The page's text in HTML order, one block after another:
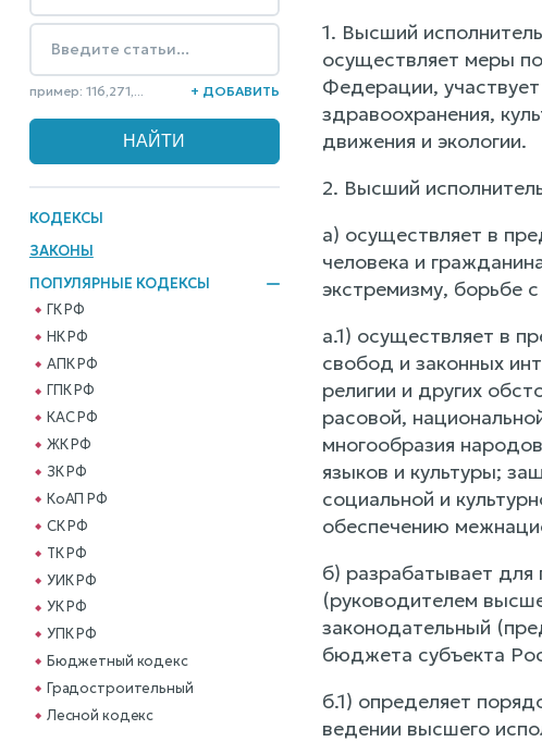
пример: 116,271,... + ДОБАВИТЬ
КОДЕКСЫ
ЗАКОНЫ
ПОПУЛЯРНЫЕ КОДЕКСЫ
ГК РФ
НК РФ
АПК РФ
ГПК РФ
КАС РФ
ЖК РФ
ЗК РФ
КоАП РФ
СК РФ
ТК РФ
УИК РФ
УК РФ
УПК РФ
Бюджетный кодекс
Градостроительный
Лесной кодекс
1. Высший
осуществляет меры
Федерации,
здравоохранения,
движения и экологии.
2. Высший
а) осуществляет в
человека и
экстремизму, борьбе
а.1) осуществляет в
свобод и законных
религии и других
расовой,
многообразия
языков и культуры;
социальной и
обеспечению
б) разрабатывает
(руководителем
законодательный
бюджета субъекта
б.1) определяет
ведении высшего